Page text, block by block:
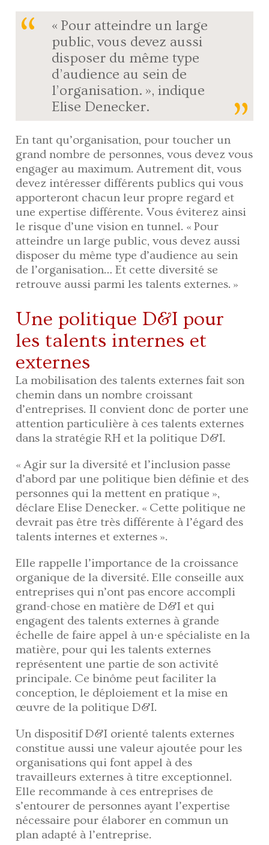
« Pour atteindre un large
public, vous devez aussi
disposer du même type
d’audience au sein de
l’organisation. », indique
Elise Denecker.
En tant qu’organisation, pour toucher un
grand nombre de personnes, vous devez vous
engager au maximum. Autrement dit, vous
devez intéresser différents publics qui vous
apporteront chacun leur propre regard et
une expertise différente. Vous éviterez ainsi
le risque d’une vision en tunnel. « Pour
atteindre un large public, vous devez aussi
disposer du même type d’audience au sein
de l’organisation… Et cette diversité se
retrouve aussi parmi les talents externes. »
Une politique D&I pour
les talents internes et
externes
La mobilisation des talents externes fait son
chemin dans un nombre croissant
d’entreprises. Il convient donc de porter une
attention particulière à ces talents externes
dans la stratégie RH et la politique D&I.
« Agir sur la diversité et l’inclusion passe
d’abord par une politique bien définie et des
personnes qui la mettent en pratique »,
déclare Elise Denecker. « Cette politique ne
devrait pas être très différente à l’égard des
talents internes et externes ».
Elle rappelle l’importance de la croissance
organique de la diversité. Elle conseille aux
entreprises qui n’ont pas encore accompli
grand-chose en matière de D&I et qui
engagent des talents externes à grande
échelle de faire appel à un·e spécialiste en la
matière, pour qui les talents externes
représentent une partie de son activité
principale. Ce binôme peut faciliter la
conception, le déploiement et la mise en
œuvre de la politique D&I.
Un dispositif D&I orienté talents externes
constitue aussi une valeur ajoutée pour les
organisations qui font appel à des
travailleurs externes à titre exceptionnel.
Elle recommande à ces entreprises de
s’entourer de personnes ayant l’expertise
nécessaire pour élaborer en commun un
plan adapté à l’entreprise.